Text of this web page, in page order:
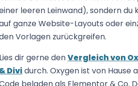
leeren Leinwand), sondern du
ganze Website-Layouts oder
Vorlagen zurückgreifen.
dir gerne denVergleich von
Dividurch. Oxygen ist von Hause